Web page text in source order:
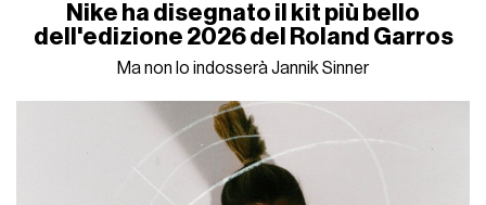
Nike ha disegnato il kit più bello
dell'edizione 2026 del Roland Garros
Ma non lo indosserà Jannik Sinner